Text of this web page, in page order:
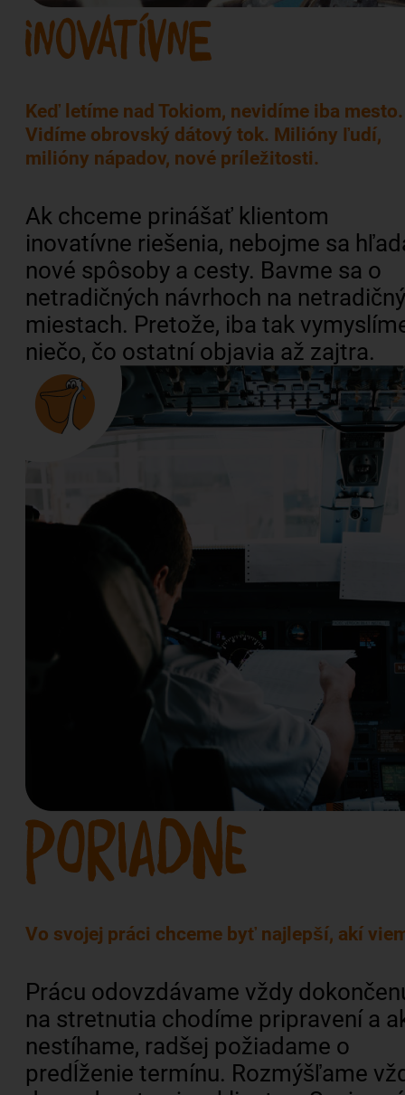
Keď letíme nad Tokiom, nevidíme iba mesto.
Vidíme obrovský dátový tok. Milióny ľudí,
milióny nápadov, nové príležitosti.
Ak chceme prinášať klientom
inovatívne riešenia, nebojme sa
nové spôsoby a cesty. Bavme sa o
netradičných návrhoch na
miestach. Pretože, iba tak
niečo, čo ostatní objavia až zajtra.
Vo svojej práci chceme byť najlepší, akí
Prácu odovzdávame vždy
na stretnutia chodíme pripravení a
nestíhame, radšej požiadame o
predĺženie termínu. Rozmýšľame